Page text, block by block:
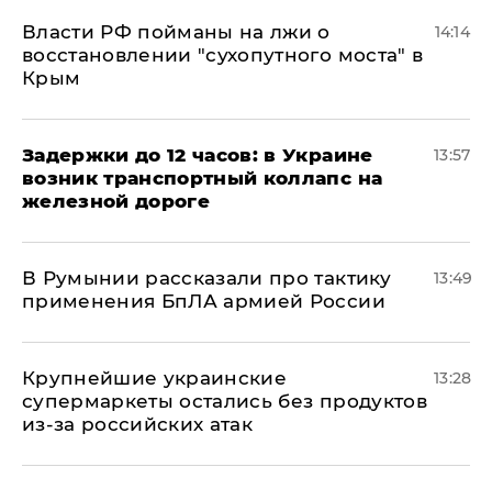
Власти РФ пойманы на лжи о
восстановлении "сухопутного моста" в
Крым
14:14
Задержки до 12 часов: в Украине
возник транспортный коллапс на
железной дороге
13:57
В Румынии рассказали про тактику
применения БпЛА армией России
13:49
Крупнейшие украинские
супермаркеты остались без продуктов
из-за российских атак
13:28